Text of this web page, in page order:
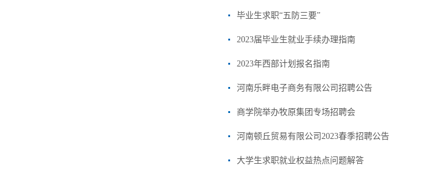
毕业生求职“五防三要”
2023届毕业生就业手续办理指南
2023年西部计划报名指南
河南乐畔电子商务有限公司招聘公告
商学院举办牧原集团专场招聘会
河南顿丘贸易有限公司2023春季招聘公告
大学生求职就业权益热点问题解答